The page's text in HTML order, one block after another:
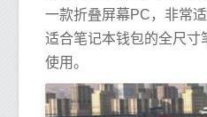
一款折叠屏幕PC，非常
适合笔记本钱包的全尺寸
使用。